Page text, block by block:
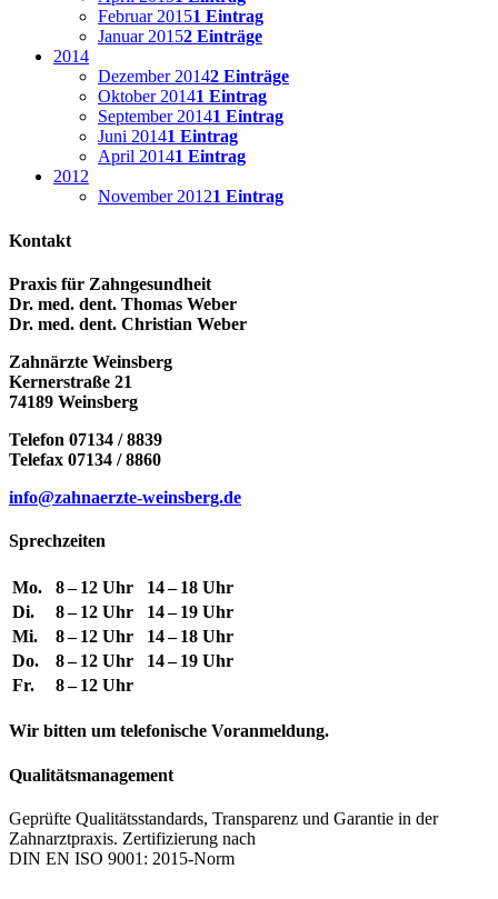
Februar 20151 Eintrag
Januar 20152 Einträge
2014
Dezember 20142 Einträge
Oktober 20141 Eintrag
September 20141 Eintrag
Juni 20141 Eintrag
April 20141 Eintrag
2012
November 20121 Eintrag
Kontakt
Praxis für Zahngesundheit
Dr. med. dent. Thomas Weber
Dr. med. dent. Christian Weber
Zahnärzte Weinsberg
Kernerstraße 21
74189 Weinsberg
Telefon 07134 / 8839
Telefax 07134 / 8860
info@zahnaerzte-weinsberg.de
Sprechzeiten
Mo. 8 – 12 Uhr
14 – 18 Uhr
Di.
8 – 12 Uhr
14 – 19 Uhr
Mi.
8 – 12 Uhr
14 – 18 Uhr
Do.
8 – 12 Uhr
14 – 19 Uhr
Fr.
8 – 12 Uhr
Wir bitten um telefonische Voranmeldung.
Qualitätsmanagement
Geprüfte Qualitätsstandards, Transparenz und Garantie in der
Zahnarztpraxis. Zertifizierung nach
DIN EN ISO 9001: 2015-Norm